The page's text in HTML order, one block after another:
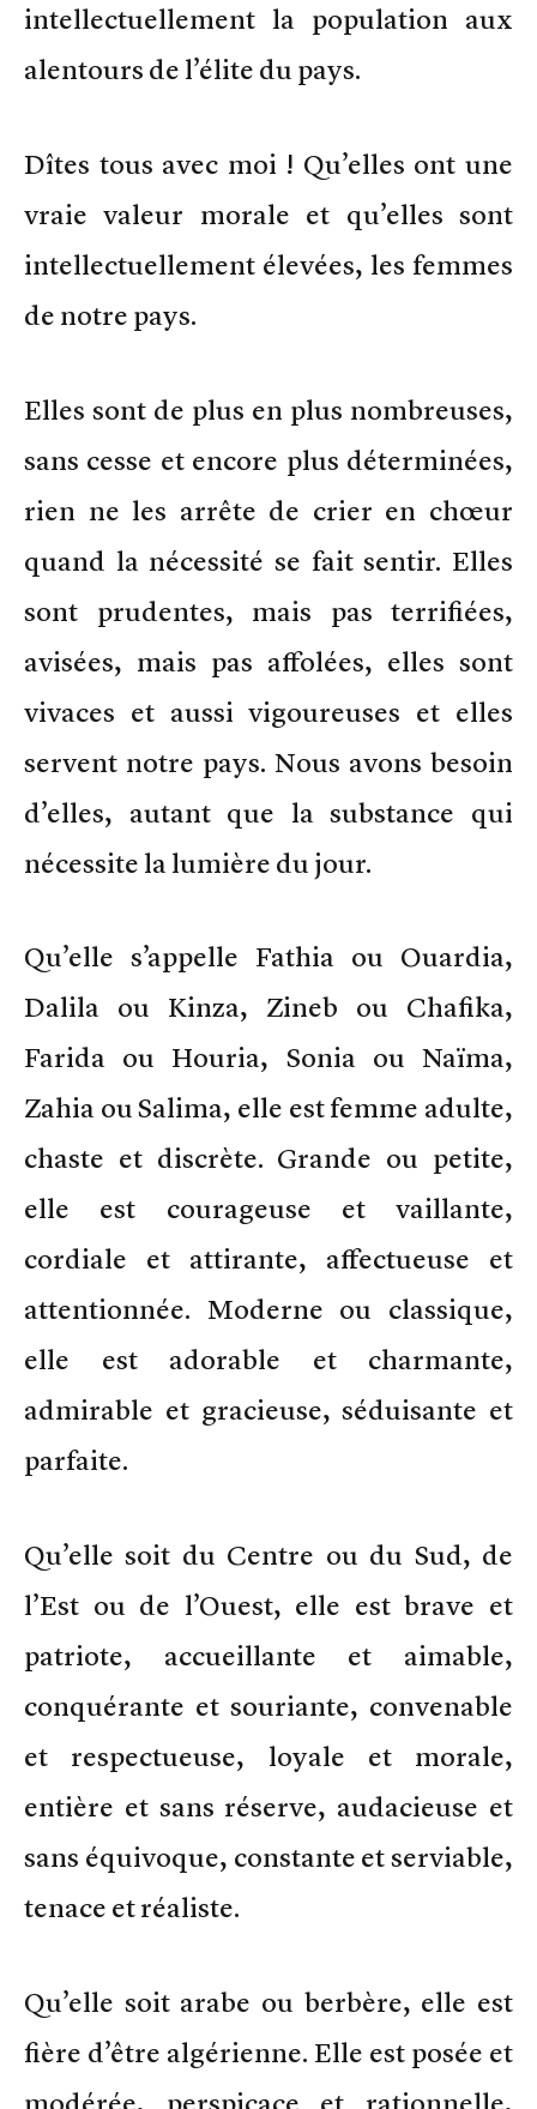
intellectuellement la population aux
alentours de l’élite du pays.
Dîtes tous avec moi ! Qu’elles ont une
vraie valeur morale et qu’elles sont
intellectuellement élevées, les femmes
de notre pays.
Elles sont de plus en plus nombreuses,
sans cesse et encore plus déterminées,
rien ne les arrête de crier en chœur
quand la nécessité se fait sentir. Elles
sont prudentes, mais pas terrifiées,
avisées, mais pas affolées, elles sont
vivaces et aussi vigoureuses et elles
servent notre pays. Nous avons besoin
d’elles, autant que la substance qui
nécessite la lumière du jour.
Qu’elle s’appelle Fathia ou Ouardia,
Dalila ou Kinza, Zineb ou Chafika,
Farida ou Houria, Sonia ou Naïma,
Zahia ou Salima, elle est femme adulte,
chaste et discrète. Grande ou petite,
elle est courageuse et vaillante,
cordiale et attirante, affectueuse et
attentionnée. Moderne ou classique,
elle est adorable et charmante,
admirable et gracieuse, séduisante et
parfaite.
Qu’elle soit du Centre ou du Sud, de
l’Est ou de l’Ouest, elle est brave et
patriote, accueillante et aimable,
conquérante et souriante, convenable
et respectueuse, loyale et morale,
entière et sans réserve, audacieuse et
sans équivoque, constante et serviable,
tenace et réaliste.
Qu’elle soit arabe ou berbère, elle est
fière d’être algérienne. Elle est posée et